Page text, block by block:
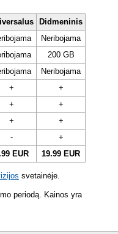
Didmeninis
Neribojama
200 GB
Neribojama
+
+
+
+
+
+
-
+
EUR 19.99 EUR
svetainėje.
periodą. Kainos yra